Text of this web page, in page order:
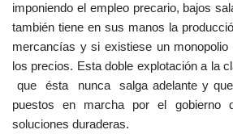
imponiendo el empleo precario, bajos
también tiene en sus manos la
mercancías y si existiese un
los precios. Esta doble explotación a la
que ésta nunca salga adelante y
puestos en marcha por el gobierno
soluciones duraderas.